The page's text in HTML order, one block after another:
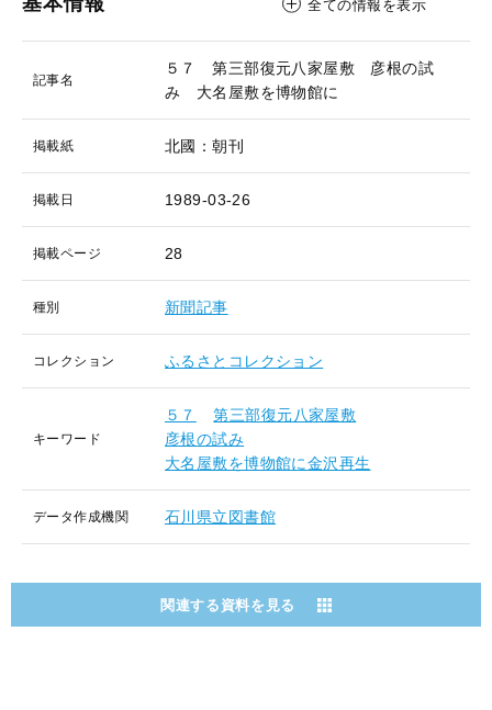
全ての情報を表示
記事名
５７ 第三部復元八家屋敷 彦根の試
み 大名屋敷を博物館に
掲載紙 北國：朝刊
掲載日 1989-03-26
掲載ページ 28
種別 新聞記事
コレクション ふるさとコレクション
キーワード
５７
第三部復元八家屋敷
彦根の試み
大名屋敷を博物館に金沢再生
データ作成機関 石川県立図書館
関連する資料を見る